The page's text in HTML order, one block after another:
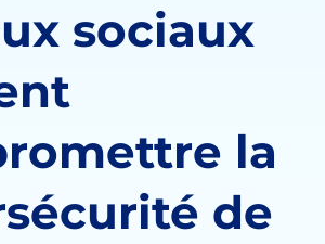
sociaux
la
de